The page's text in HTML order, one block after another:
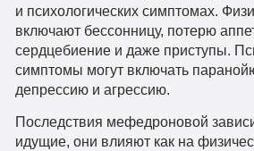
и психологических симптомах.
включают бессонницу, потерю
сердцебиение и даже приступы.
симптомы могут включать
депрессию и агрессию.
Последствия мефедроновой
идущие, они влияют как на